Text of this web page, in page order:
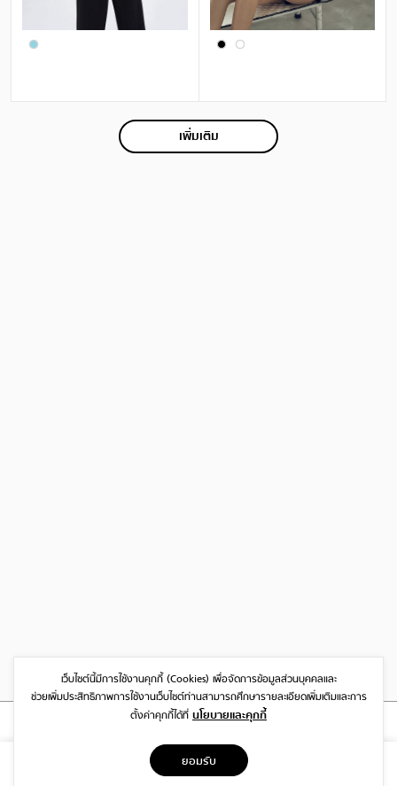
เพิ่มเติม
1999/26 โครงการ DISTRICT SRIWARA ถ.ศรีวรา พลับพลา วังทองหลาง
เว็บไซต์นี้มีการใช้งานคุกกี้ (Cookies) เพื่อจัดการข้อมูลส่วนบุคคลและ
ช่วยเพิ่มประสิทธิภาพการใช้งานเว็บไซต์ท่านสามารถศึกษารายละเอียดเพิ่มเติมและการ
ตั้งค่าคุกกี้ได้ที่ นโยบายและคุกกี้
ยอมรับ